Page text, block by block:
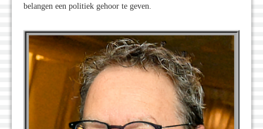
belangen een politiek gehoor te geven.